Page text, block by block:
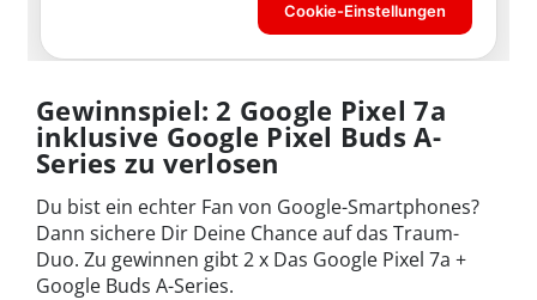
Gewinnspiel: 2 Google Pixel 7a
inklusive Google Pixel Buds A-
Series zu verlosen
Du bist ein echter Fan von Google-Smartphones?
Dann sichere Dir Deine Chance auf das Traum-
Duo. Zu gewinnen gibt 2 x Das Google Pixel 7a +
Google Buds A-Series.